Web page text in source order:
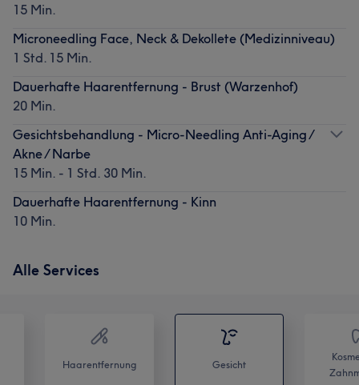
15 Min.
Microneedling Face, Neck & Dekollete (Medizinniveau)
1 Std. 15 Min.
Dauerhafte Haarentfernung - Brust (Warzenhof)
20 Min.
Gesichtsbehandlung - Micro-Needling Anti-Aging /
Akne / Narbe
15 Min. - 1 Std. 30 Min.
Dauerhafte Haarentfernung - Kinn
10 Min.
Alle Services
Haarentfernung Gesicht